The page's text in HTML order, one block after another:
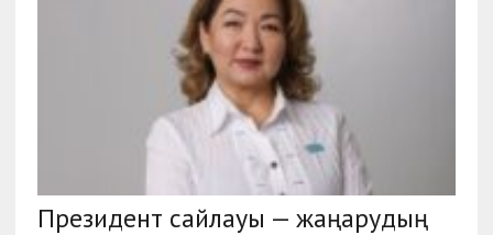
Президент сайлауы — жаңарудың